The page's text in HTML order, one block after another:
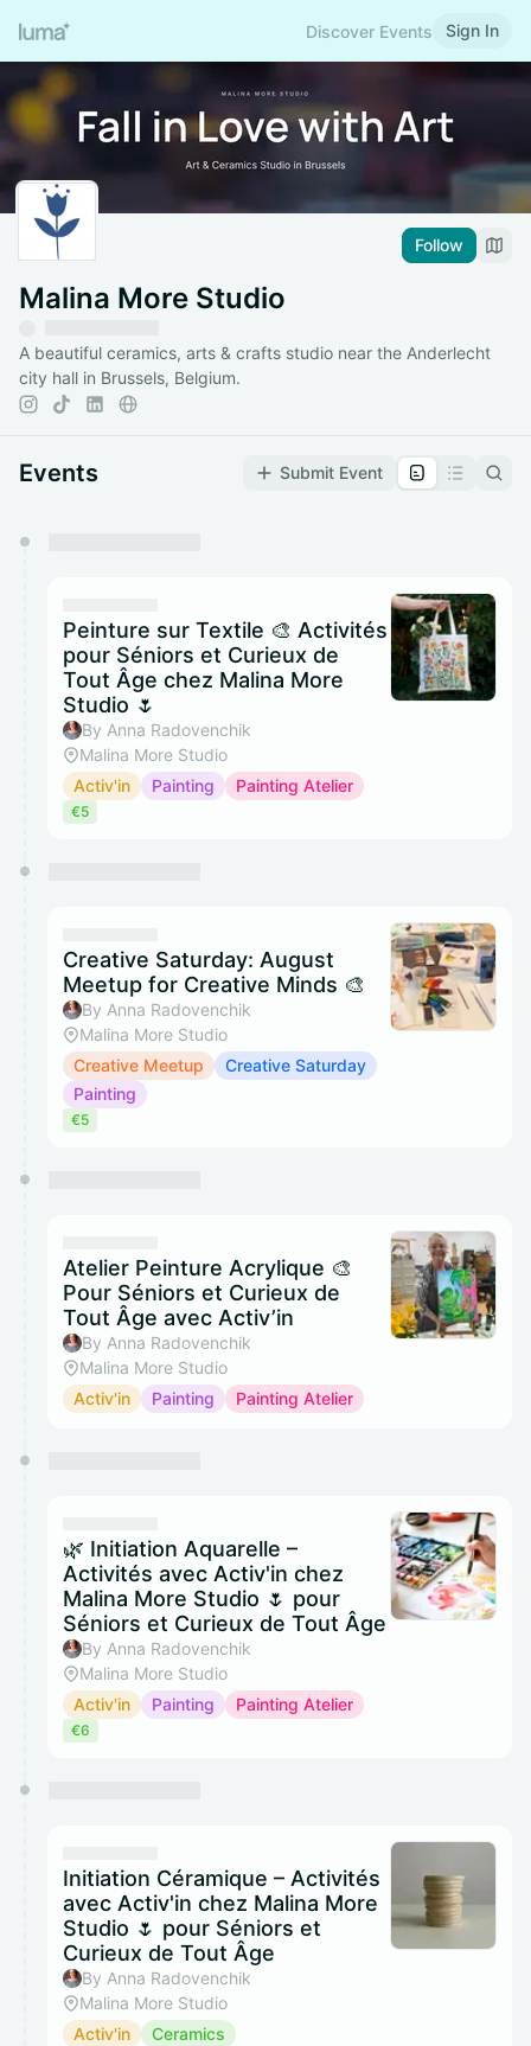
Discover Events Sign In
Follow
Malina More Studio
A beautiful ceramics, arts & crafts studio near the Anderlecht
city hall in Brussels, Belgium.
Events Submit Event
They will show up on the schedule once approved
Peinture sur Textile 🎨 Activités
pour Séniors et Curieux de
Tout Âge chez Malina More
Studio 🌷
By Anna Radovenchik
Malina More Studio
Activ'in
Painting Painting Atelier
€5
Creative Saturday: August
Meetup for Creative Minds 🎨
By Anna Radovenchik
Malina More Studio
Creative Meetup
Creative Saturday
Painting
€5
Atelier Peinture Acrylique 🎨
Pour Séniors et Curieux de
Tout Âge avec Activ’in
By Anna Radovenchik
Malina More Studio
Activ'in
Painting Painting Atelier
🌿 Initiation Aquarelle –
Activités avec Activ'in chez
Malina More Studio 🌷 pour
Séniors et Curieux de Tout Âge
By Anna Radovenchik
Malina More Studio
Activ'in
Painting Painting Atelier
€6
Initiation Céramique – Activités
avec Activ'in chez Malina More
Studio 🌷 pour Séniors et
Curieux de Tout Âge
By Anna Radovenchik
Malina More Studio
Activ'in
Ceramics